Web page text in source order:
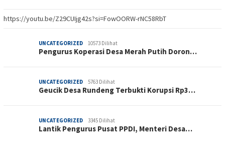
https://youtu.be/Z29CUIjg42s?si=FowOORW-rNC58RbT
UNCATEGORIZED 10573 Dilihat
Pengurus Koperasi Desa Merah Putih Doron…
UNCATEGORIZED 5763 Dilihat
Geucik Desa Rundeng Terbukti Korupsi Rp3…
UNCATEGORIZED 3345 Dilihat
Lantik Pengurus Pusat PPDI, Menteri Desa…